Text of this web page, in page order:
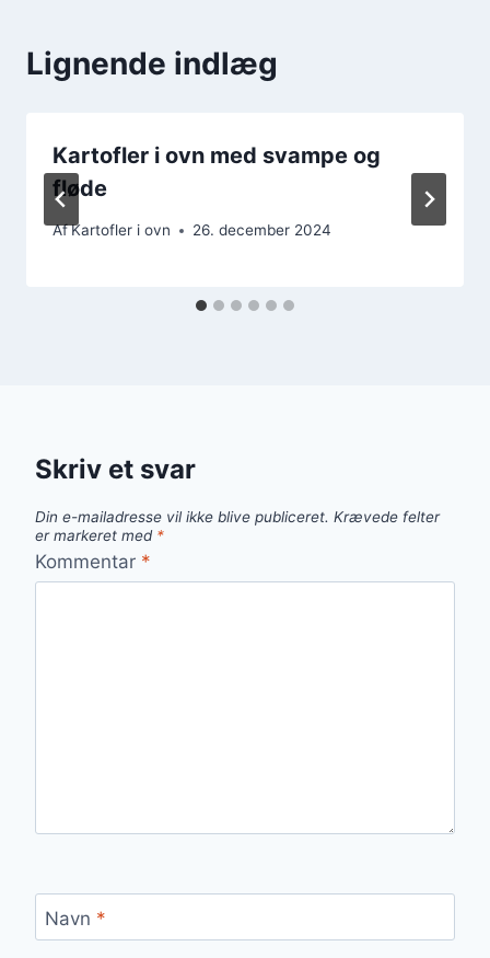
Lignende indlæg
Kartofler i ovn med svampe og
fløde
AfKartofler i ovn 26. december 2024
Skriv et svar
Din e-mailadresse vil ikke blive publiceret. Krævede felter
er markeret med *
Kommentar *
Navn *